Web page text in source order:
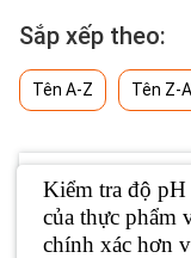
Sắp xếp theo:
Tên A-Z Tên Z-A
Kiểm tra độ pH
của thực phẩm
chính xác hơn